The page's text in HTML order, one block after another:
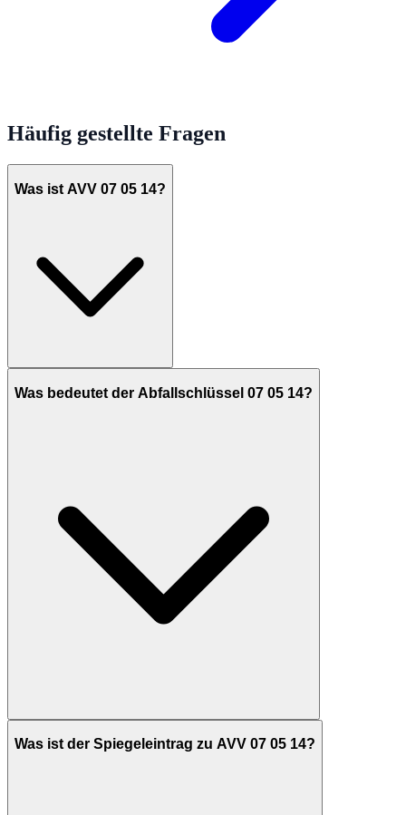
Häufig gestellte Fragen
Was ist AVV 07 05 14?
Was bedeutet der Abfallschlüssel 07 05 14?
Was ist der Spiegeleintrag zu AVV 07 05 14?